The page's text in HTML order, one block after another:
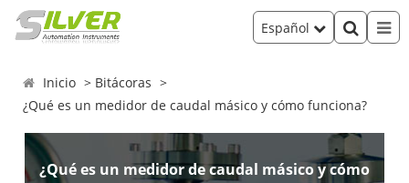
Español
Inicio
Bitácoras
¿Qué es un medidor de caudal másico y cómo funciona?
¿Qué es un medidor de caudal másico y cómo